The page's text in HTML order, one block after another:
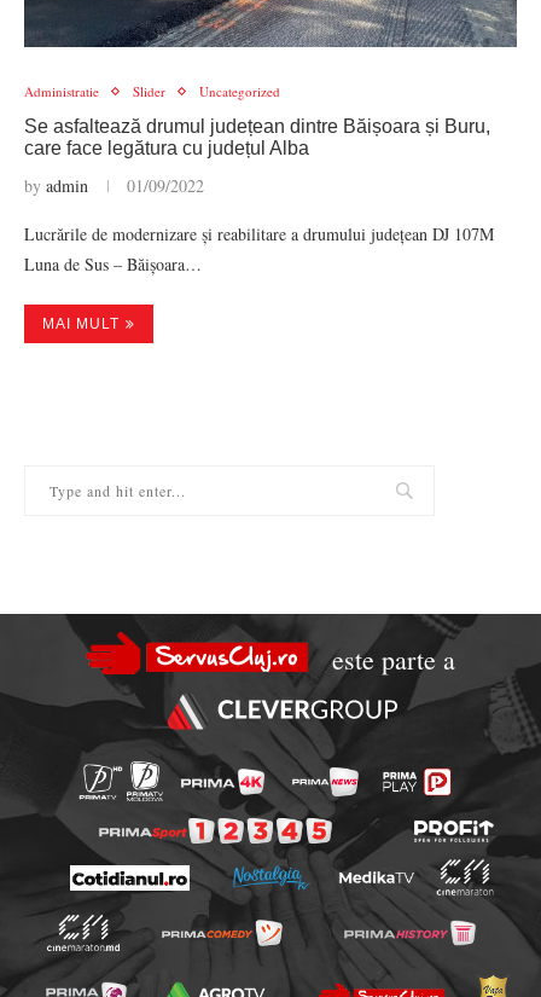
Administratie Slider Uncategorized
Se asfaltează drumul județean dintre Băișoara și Buru,
care face legătura cu județul Alba
by admin 01/09/2022
Lucrările de modernizare și reabilitare a drumului județean DJ 107M
Luna de Sus – Băișoara…
MAI MULT
este parte a